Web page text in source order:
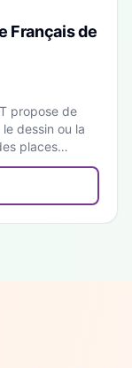
Français de
propose de
dessin ou la
places
francophones